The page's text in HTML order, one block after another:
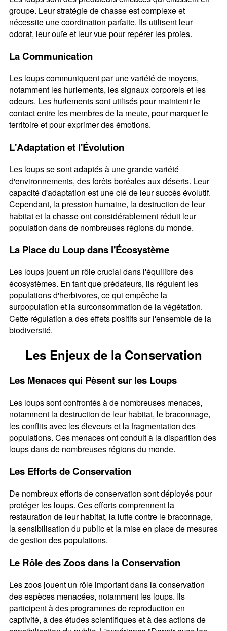
groupe. Leur stratégie de chasse est complexe et
nécessite une coordination parfaite. Ils utilisent leur
odorat, leur ouïe et leur vue pour repérer les proies.
La Communication
Les loups communiquent par une variété de moyens,
notamment les hurlements, les signaux corporels et les
odeurs. Les hurlements sont utilisés pour maintenir le
contact entre les membres de la meute, pour marquer le
territoire et pour exprimer des émotions.
L'Adaptation et l'Évolution
Les loups se sont adaptés à une grande variété
d'environnements, des forêts boréales aux déserts. Leur
capacité d'adaptation est une clé de leur succès évolutif.
Cependant, la pression humaine, la destruction de leur
habitat et la chasse ont considérablement réduit leur
population dans de nombreuses régions du monde.
La Place du Loup dans l'Écosystème
Les loups jouent un rôle crucial dans l'équilibre des
écosystèmes. En tant que prédateurs, ils régulent les
populations d'herbivores, ce qui empêche la
surpopulation et la surconsommation de la végétation.
Cette régulation a des effets positifs sur l'ensemble de la
biodiversité.
Les Enjeux de la Conservation
Les Menaces qui Pèsent sur les Loups
Les loups sont confrontés à de nombreuses menaces,
notamment la destruction de leur habitat, le braconnage,
les conflits avec les éleveurs et la fragmentation des
populations. Ces menaces ont conduit à la disparition des
loups dans de nombreuses régions du monde.
Les Efforts de Conservation
De nombreux efforts de conservation sont déployés pour
protéger les loups. Ces efforts comprennent la
restauration de leur habitat, la lutte contre le braconnage,
la sensibilisation du public et la mise en place de mesures
de gestion des populations.
Le Rôle des Zoos dans la Conservation
Les zoos jouent un rôle important dans la conservation
des espèces menacées, notamment les loups. Ils
participent à des programmes de reproduction en
captivité, à des études scientifiques et à des actions de